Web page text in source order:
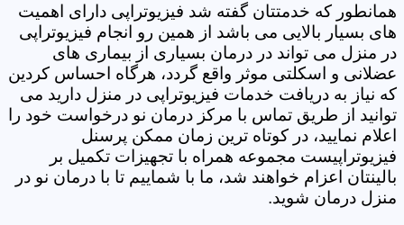
همانطور که خدمتتان گفته شد فیزیوتراپی دارای اهمیت
های بسیار بالایی می باشد از همین رو انجام فیزیوتراپی
در منزل می تواند در درمان بسیاری از بیماری های
عضلانی و اسکلتی موثر واقع گردد، هرگاه احساس کردین
که نیاز به دریافت خدمات فیزیوتراپی در منزل دارید می
توانید از طریق تماس با مرکز درمان نو درخواست خود را
اعلام نمایید، در کوتاه ترین زمان ممکن پرسنل
فیزیوتراپیست مجموعه همراه با تجهیزات تکمیل بر
بالینتان اعزام خواهند شد، ما با شماییم تا با درمان نو در
منزل درمان شوید.